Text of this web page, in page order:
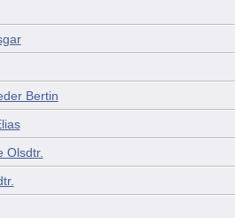
Bertin
Olsdtr.